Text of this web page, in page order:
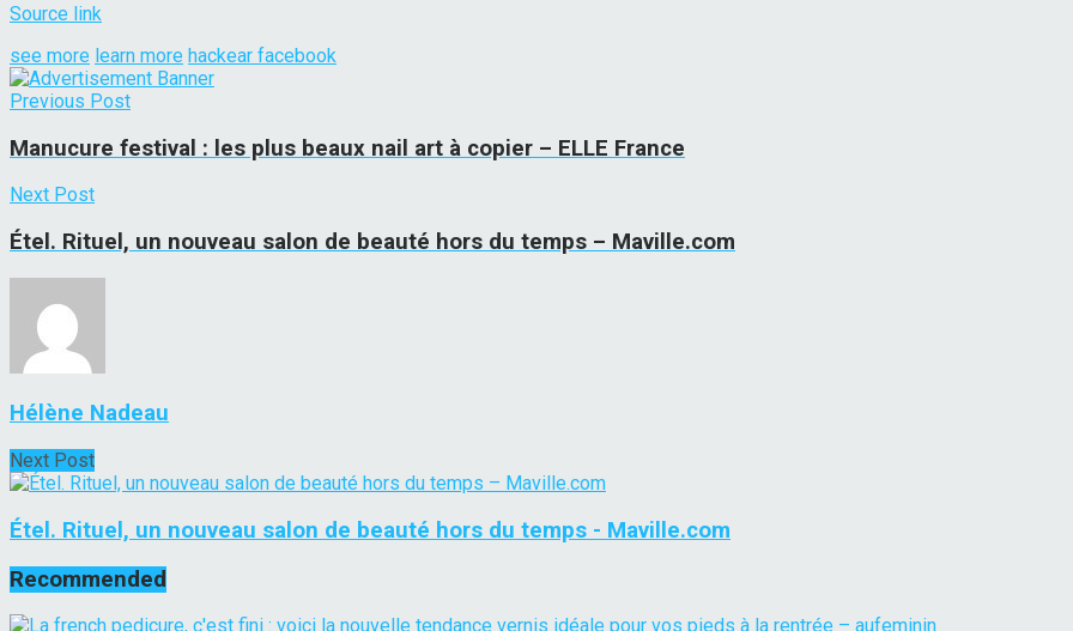
Source link
see more learn more hackear facebook
Previous Post
Manucure festival : les plus beaux nail art à copier – ELLE France
Next Post
Étel. Rituel, un nouveau salon de beauté hors du temps – Maville.com
Hélène Nadeau
Next Post
Étel. Rituel, un nouveau salon de beauté hors du temps - Maville.com
Recommended